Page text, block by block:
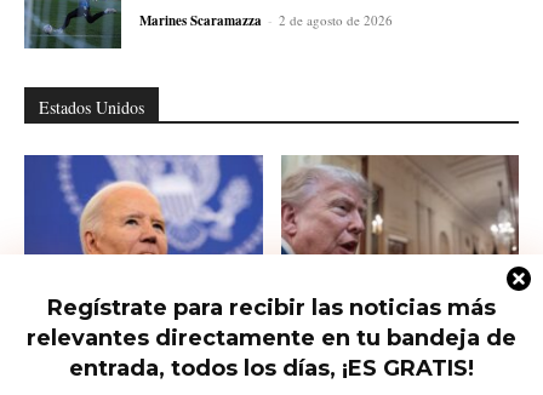
Regístrate para recibir las noticias más
relevantes directamente en tu bandeja de
entrada, todos los días, ¡ES GRATIS!
Marines Scaramazza - 2 de agosto de 2026
Estados Unidos
Hunter Biden habla del cáncer de
su padre que avanzó hasta...
Qué saber del nuevo intento de
Trump de limitar la ciudadanía...